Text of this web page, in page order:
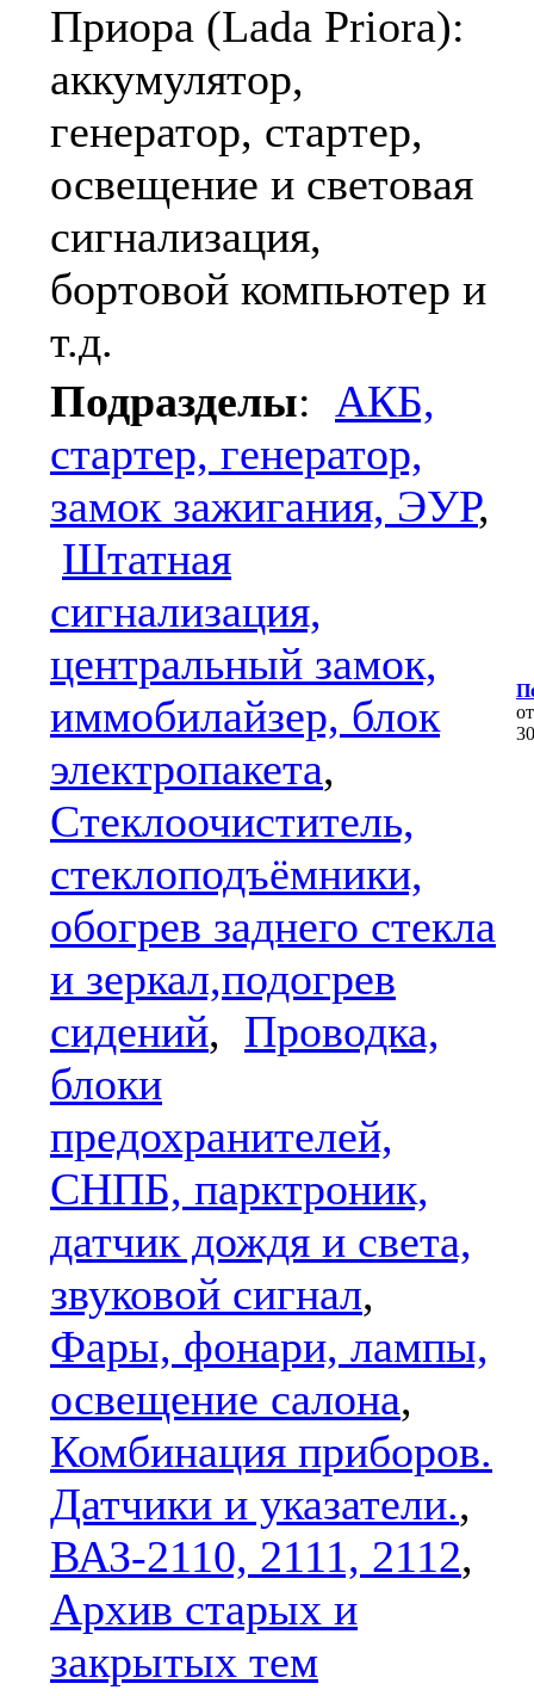
Приора (Lada Priora):
аккумулятор,
генератор, стартер,
освещение и световая
сигнализация,
бортовой компьютер и
т.д.
Подразделы: АКБ,
стартер, генератор,
замок зажигания, ЭУР,
Штатная
сигнализация,
центральный замок,
иммобилайзер, блок
электропакета,
Стеклоочиститель,
стеклоподъёмники,
обогрев заднего стекла
и зеркал,подогрев
сидений, Проводка,
блоки
предохранителей,
СНПБ, парктроник,
датчик дождя и света,
звуковой сигнал,
Фары, фонари, лампы,
освещение салона,
Комбинация приборов.
Датчики и указатели.,
ВАЗ-2110, 2111, 2112,
Архив старых и
закрытых тем